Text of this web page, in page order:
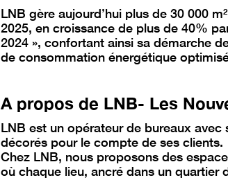
LNB gère aujourd’hui plus de 30 000
2025, en croissance de plus de 40%
2024 », confortant ainsi sa démarche
de consommation énergétique
A propos de LNB- Les
LNB est un opérateur de bureaux
décorés pour le compte de ses clients.
Chez LNB, nous proposons des
où chaque lieu, ancré dans un quartier